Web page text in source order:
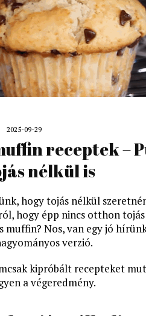
2025-09-29
receptek –
nélkül is
hogy tojás nélkül
hogy épp nincs otthon
muffin? Nos, van egy jó
verzió.
kipróbált recepteket
a végeredmény.